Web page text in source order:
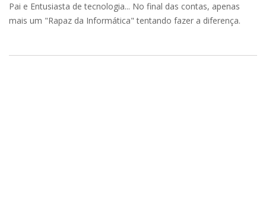
Pai e Entusiasta de tecnologia... No final das contas, apenas
mais um "Rapaz da Informática" tentando fazer a diferença.